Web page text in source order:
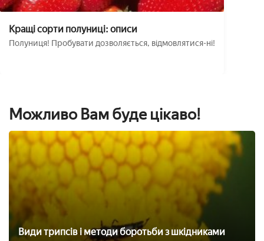
Кращі сорти полуниці: описи
Полуниця! Пробувати дозволяється, відмовлятися-ні!
Можливо Вам буде цікаво!
Види трипсів і методи боротьби з шкідниками